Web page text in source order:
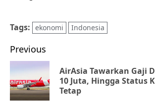
Tags: ekonomi Indonesia
Post
navigation
Previous
AirAsia Tawarkan Gaji
10 Juta, Hingga Status
Tetap